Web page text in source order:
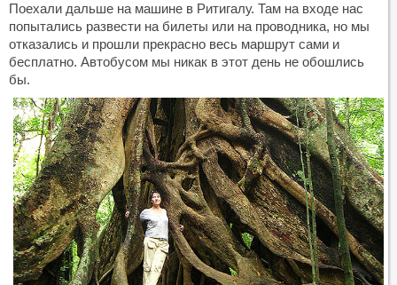
Поехали дальше на машине в Ритигалу. Там на входе нас
попытались развести на билеты или на проводника, но мы
отказались и прошли прекрасно весь маршрут сами и
бесплатно. Автобусом мы никак в этот день не обошлись
бы.